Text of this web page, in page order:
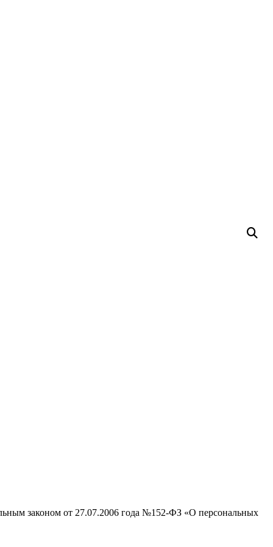
законом от 27.07.2006 года №152-ФЗ «О персональных